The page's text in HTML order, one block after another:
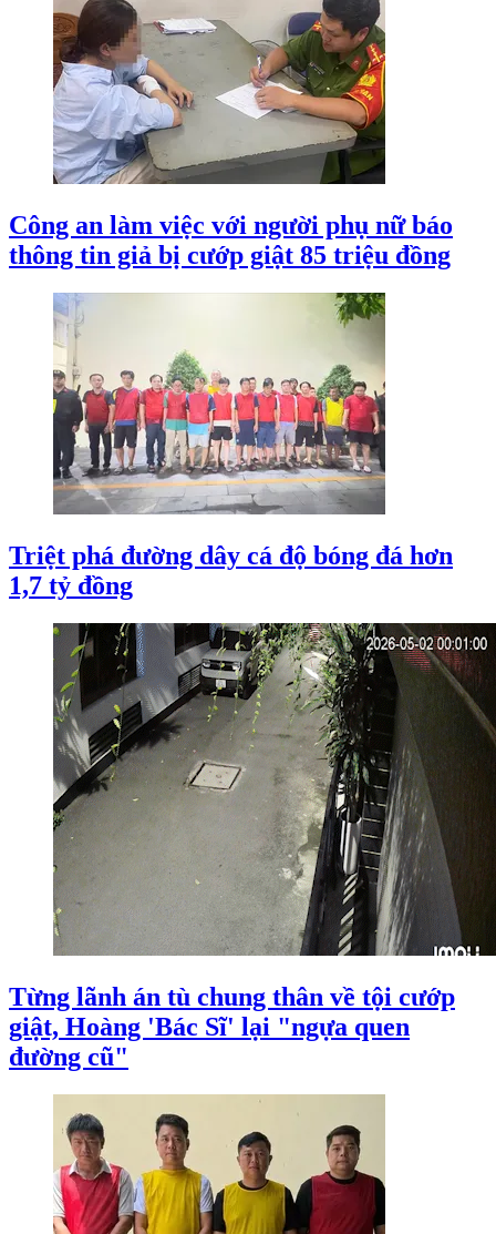
Công an làm việc với người phụ nữ báo
thông tin giả bị cướp giật 85 triệu đồng
Triệt phá đường dây cá độ bóng đá hơn
1,7 tỷ đồng
Từng lãnh án tù chung thân về tội cướp
giật, Hoàng 'Bác Sĩ' lại "ngựa quen
đường cũ"